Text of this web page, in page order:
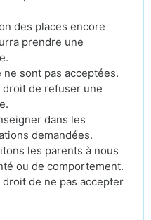
des places encore
prendre une
sont pas acceptées.
droit de refuser une
dans les
demandées.
les parents à nous
ou de comportement.
de ne pas accepter